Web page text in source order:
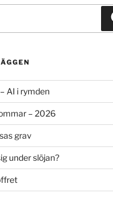
AI i rymden
– 2026
grav
under slöjan?